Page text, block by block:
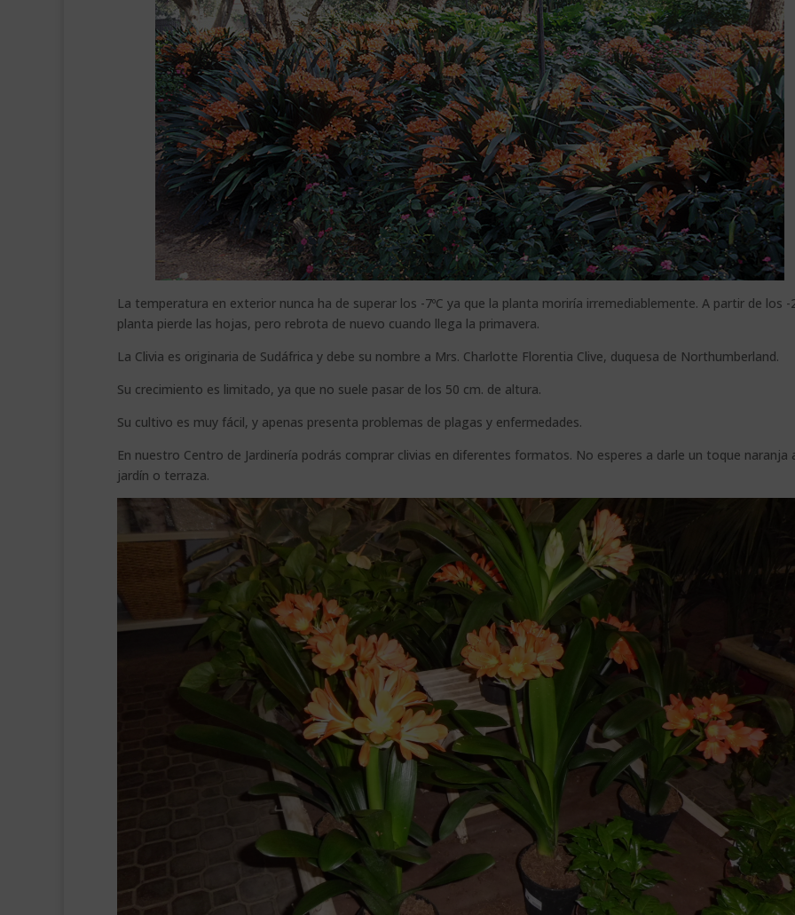
La temperatura en exterior nunca ha de superar los -7ºC ya que la planta moriría irremediablemente. A partir de los -
planta pierde las hojas, pero rebrota de nuevo cuando llega la primavera.
La Clivia es originaria de Sudáfrica y debe su nombre a Mrs. Charlotte Florentia Clive, duquesa de Northumberland.
Su crecimiento es limitado, ya que no suele pasar de los 50 cm. de altura.
Su cultivo es muy fácil, y apenas presenta problemas de plagas y enfermedades.
En nuestro Centro de Jardinería podrás comprar clivias en diferentes formatos. No esperes a darle un toque naranja
jardín o terraza.